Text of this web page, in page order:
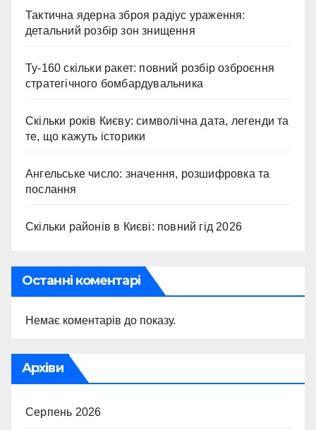
Тактична ядерна зброя радіус ураження:
детальний розбір зон знищення
Ту-160 скільки ракет: повний розбір озброєння
стратегічного бомбардувальника
Скільки років Києву: символічна дата, легенди та
те, що кажуть історики
Ангельське число: значення, розшифровка та
послання
Скільки районів в Києві: повний гід 2026
Останні коментарі
Немає коментарів до показу.
Архіви
Серпень 2026